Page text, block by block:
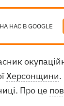
НАС В GOOGLE
Херсонщини.
Про це